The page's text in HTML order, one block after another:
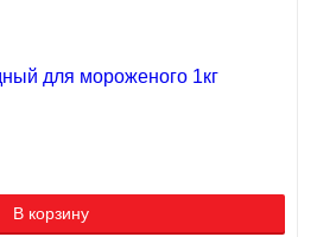
для мороженого 1кг
В корзину